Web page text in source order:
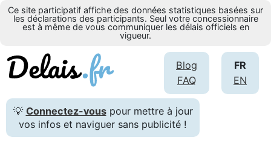
Ce site participatif affiche des données statistiques basées sur
les déclarations des participants. Seul votre concessionnaire
est à même de vous communiquer les délais officiels en
vigueur.
FR
EN
Blog
FAQ
💡 Connectez-vouspour mettre à jour
vos infos et naviguer sans publicité !